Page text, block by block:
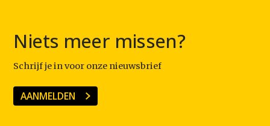
Niets meer missen?
Schrijf je in voor onze nieuwsbrief
AANMELDEN